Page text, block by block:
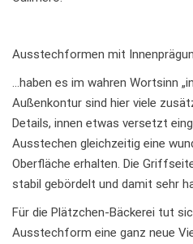
Ausstechformen mit
…haben es im wahren Wortsinn
Außenkontur sind hier viele
Details, innen etwas versetzt
Ausstechen gleichzeitig eine
Oberfläche erhalten. Die
stabil gebördelt und damit sehr
Für die Plätzchen-Bäckerei tut
Ausstechform eine ganz neue